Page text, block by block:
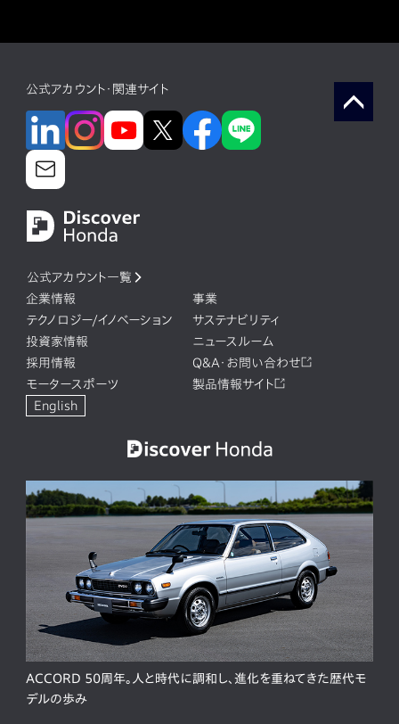
公式アカウント・関連サイト
公式アカウント一覧
企業情報
事業
テクノロジー/イノベーション
サステナビリティ
投資家情報
ニュースルーム
採用情報
Q&A・お問い合わせ
モータースポーツ
製品情報サイト
English
ACCORD 50周年。人と時代に調和し、進化を重ねてきた歴代モ
デルの歩み